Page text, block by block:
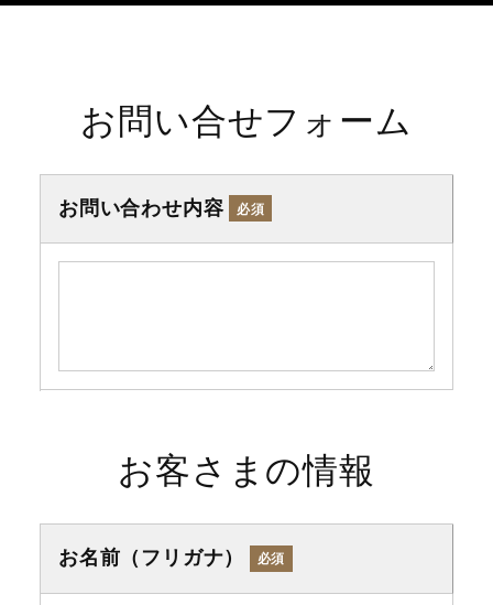
お問い合せフォーム
お問い合わせ内容 必須
お客さまの情報
お名前（フリガナ） 必須